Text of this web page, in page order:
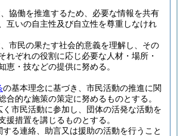
協働を推進するため、必要な情報を共有
互いの自主性及び自立性を尊重しなけれ
市民の果たす社会的意義を理解し、その
れぞれの役割に応じ必要な人材・場所・
恵・技などの提供に努める。
の基本理念に基づき、市民活動の推進に関
合的な施策の策定に努めるものとする。
く市民活動に参加し、団体の活発な活動を
援措置を講じるものとする。
る連絡、助言又は援助の活動を行うこと